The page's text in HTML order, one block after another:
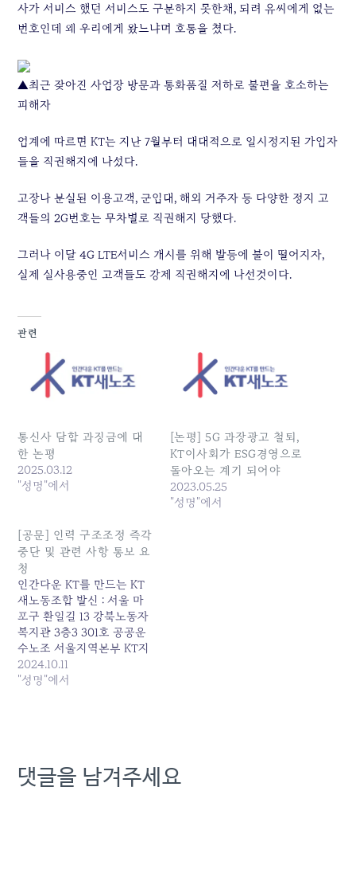
사가 서비스 했던 서비스도 구분하지 못한채, 되려 유씨에게 없는
번호인데 왜 우리에게 왔느냐며 호통을 쳤다.
▲최근 잦아진 사업장 방문과 통화품질 저하로 불편을 호소하는
피해자
업계에 따르면 KT는 지난 7월부터 대대적으로 일시정지된 가입자
들을 직권해지에 나섰다.
고장나 분실된 이용고객, 군입대, 해외 거주자 등 다양한 정지 고
객들의 2G번호는 무차별로 직권해지 당했다.
그러나 이달 4G LTE서비스 개시를 위해 발등에 불이 떨어지자,
실제 실사용중인 고객들도 강제 직권해지에 나선것이다.
관련
통신사 담합 과징금에 대
한 논평
2025.03.12
"성명"에서
[논평] 5G 과장광고 철퇴,
KT이사회가 ESG경영으로
돌아오는 계기 되어야
2023.05.25
"성명"에서
[공문] 인력 구조조정 즉각
중단 및 관련 사항 통보 요
청
인간다운 KT를 만드는 KT
새노동조합 발신 : 서울 마
포구 환일길 13 강북노동자
복지관 3층3 301호 공공운
수노조 서울지역본부 KT지
부 이메일 :
ktnewnojo@naver.com ---
행일자 : 2024.10.11 수 신
: KT대표이사 참 조 : 인재
2024.10.11
"성명"에서
댓글을 남겨주세요